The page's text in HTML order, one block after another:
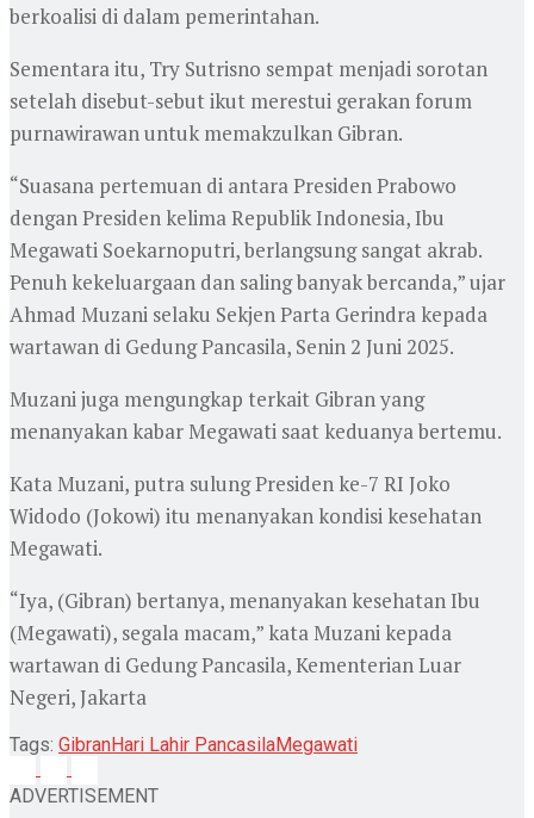
berkoalisi di dalam pemerintahan.
Sementara itu, Try Sutrisno sempat menjadi sorotan
setelah disebut-sebut ikut merestui gerakan forum
purnawirawan untuk memakzulkan Gibran.
“Suasana pertemuan di antara Presiden Prabowo
dengan Presiden kelima Republik Indonesia, Ibu
Megawati Soekarnoputri, berlangsung sangat akrab.
Penuh kekeluargaan dan saling banyak bercanda,” ujar
Ahmad Muzani selaku Sekjen Parta Gerindra kepada
wartawan di Gedung Pancasila, Senin 2 Juni 2025.
Muzani juga mengungkap terkait Gibran yang
menanyakan kabar Megawati saat keduanya bertemu.
Kata Muzani, putra sulung Presiden ke-7 RI Joko
Widodo (Jokowi) itu menanyakan kondisi kesehatan
Megawati.
“Iya, (Gibran) bertanya, menanyakan kesehatan Ibu
(Megawati), segala macam,” kata Muzani kepada
wartawan di Gedung Pancasila, Kementerian Luar
Negeri, Jakarta
Tags: GibranHari Lahir PancasilaMegawati
ADVERTISEMENT